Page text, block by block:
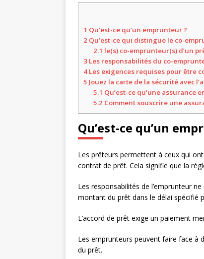
1 Qu’est-ce qu’un emprunteur ?
2 Qu’est-ce qui distingue le co-
2.1 le(s) co-emprunteur(s) d’un
3 Les responsabilités du co-
4 Les exigences requises pour être
5 Jouez la carte de la sécurité avec
5.1 Qu’est-ce qu’une assurance
5.2 Comment souscrire une
Qu’est-ce qu’un
Les prêteurs permettent à ceux qui
contrat de prêt. Cela signifie que la
Les responsabilités de l’emprunteur
montant du prêt dans le délai spécifié
L’accord de prêt exige un paiement
Les emprunteurs peuvent faire face à
du prêt.